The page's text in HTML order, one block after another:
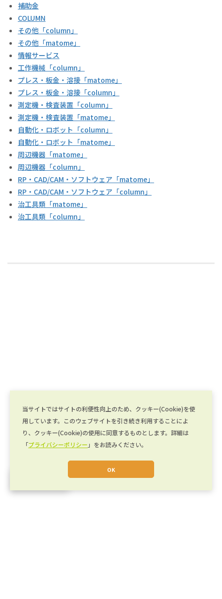
補助金
COLUMN
その他「column」
その他「matome」
情報サービス
工作機械「column」
プレス・板金・溶接「matome」
プレス・板金・溶接「column」
測定機・検査装置「column」
測定機・検査装置「matome」
自動化・ロボット「column」
自動化・ロボット「matome」
周辺機器「matome」
周辺機器「column」
RP・CAD/CAM・ソフトウェア「matome」
RP・CAD/CAM・ソフトウェア「column」
治工具類「matome」
治工具類「column」
当サイトではサイトの利便性向上のため、クッキー(Cookie)を使
用しています。このウェブサイトを引き続き利用することによ
り、クッキー(Cookie)の使用に同意するものとします。詳細は
「プライバシーポリシー 」をお読みください。
OK